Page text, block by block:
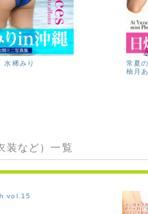
稀みり
常夏
柚月
装など）一覧